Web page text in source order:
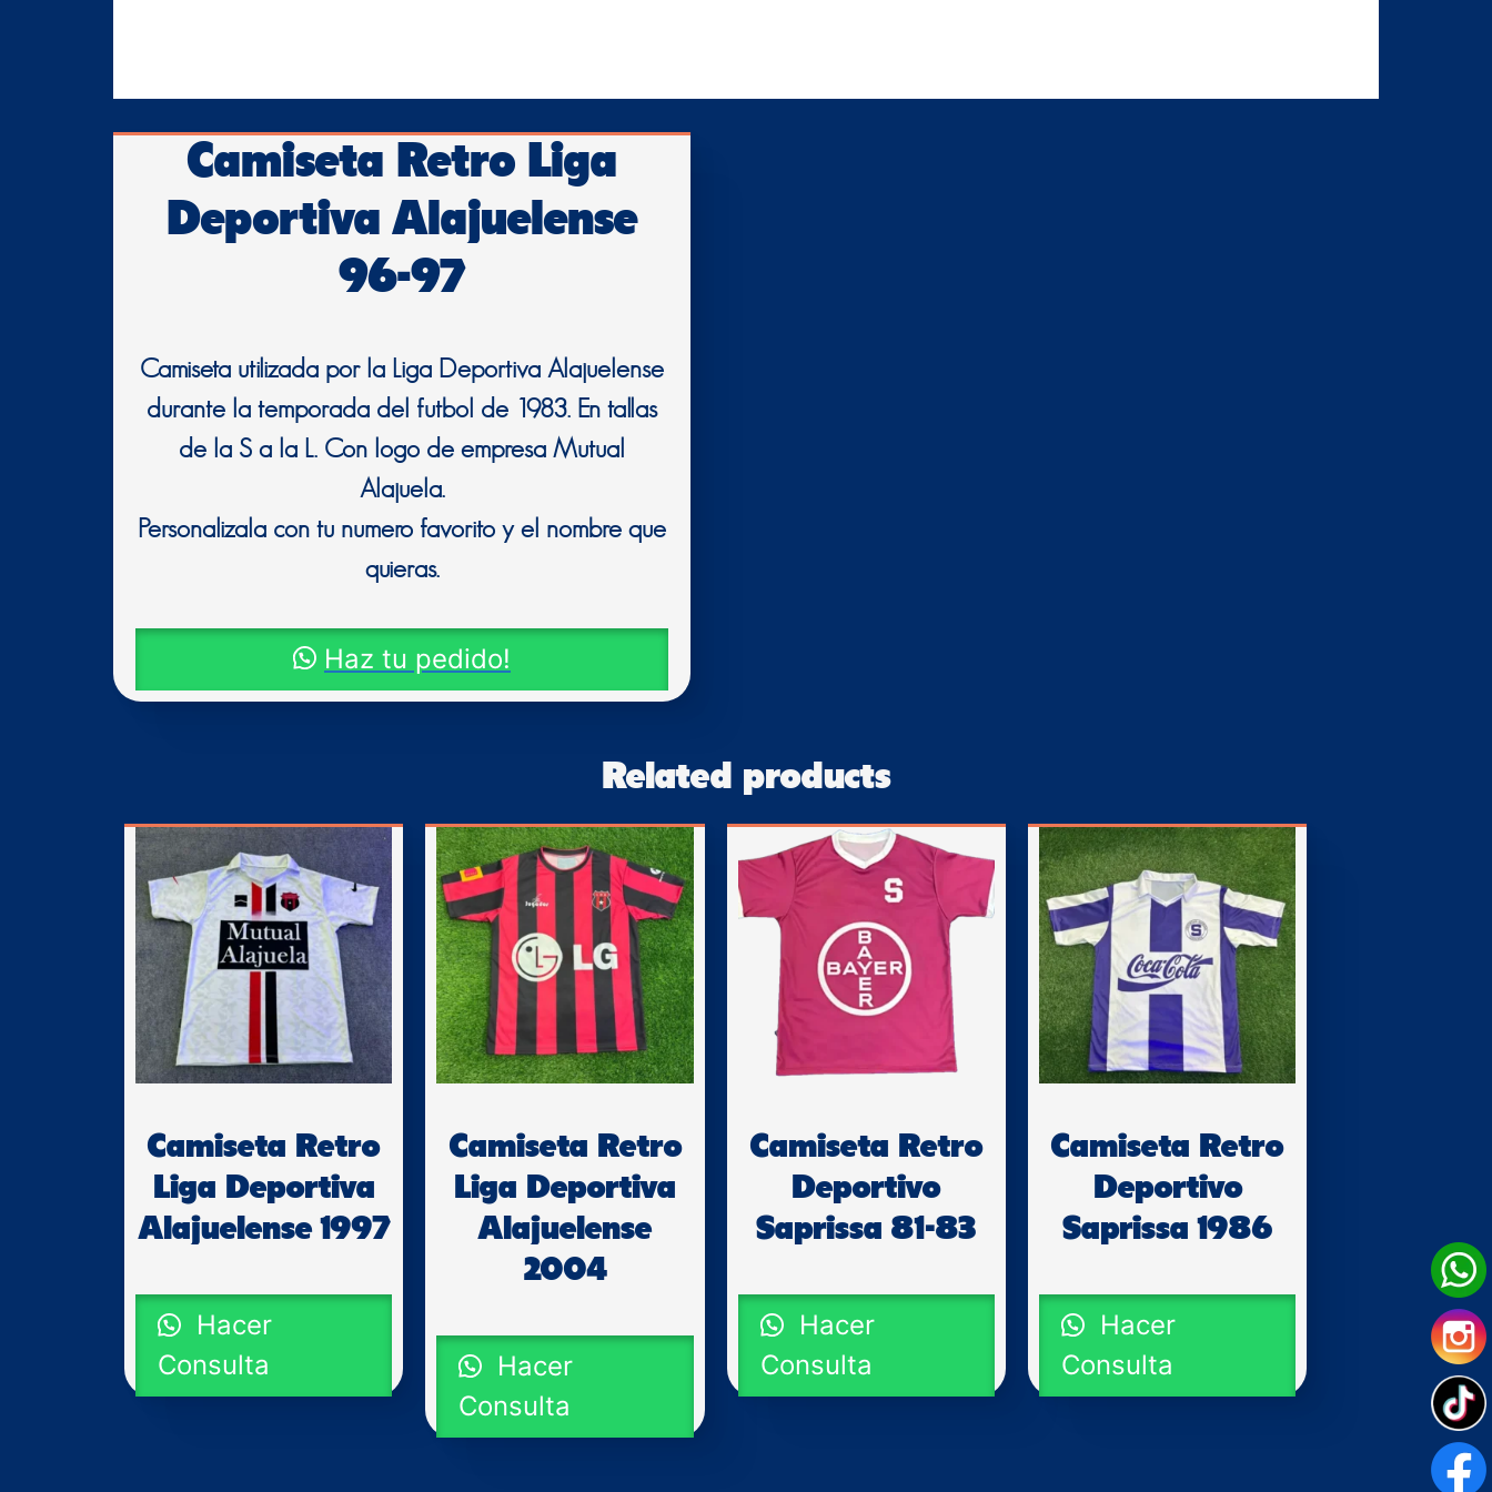
Camiseta Retro Liga
Deportiva Alajuelense
96-97
Camiseta utilizada por la Liga Deportiva Alajuelense
durante la temporada del futbol de 1983. En tallas
de la S a la L. Con logo de empresa Mutual
Alajuela.
Personalizala con tu numero favorito y el nombre que
quieras.
Haz tu pedido!
Related products
Camiseta Retro
Liga Deportiva
Alajuelense 1997
Hacer
Consulta
Camiseta Retro
Liga Deportiva
Alajuelense
2004
Hacer
Consulta
Camiseta Retro
Deportivo
Saprissa 81-83
Hacer
Consulta
Camiseta Retro
Deportivo
Saprissa 1986
Hacer
Consulta